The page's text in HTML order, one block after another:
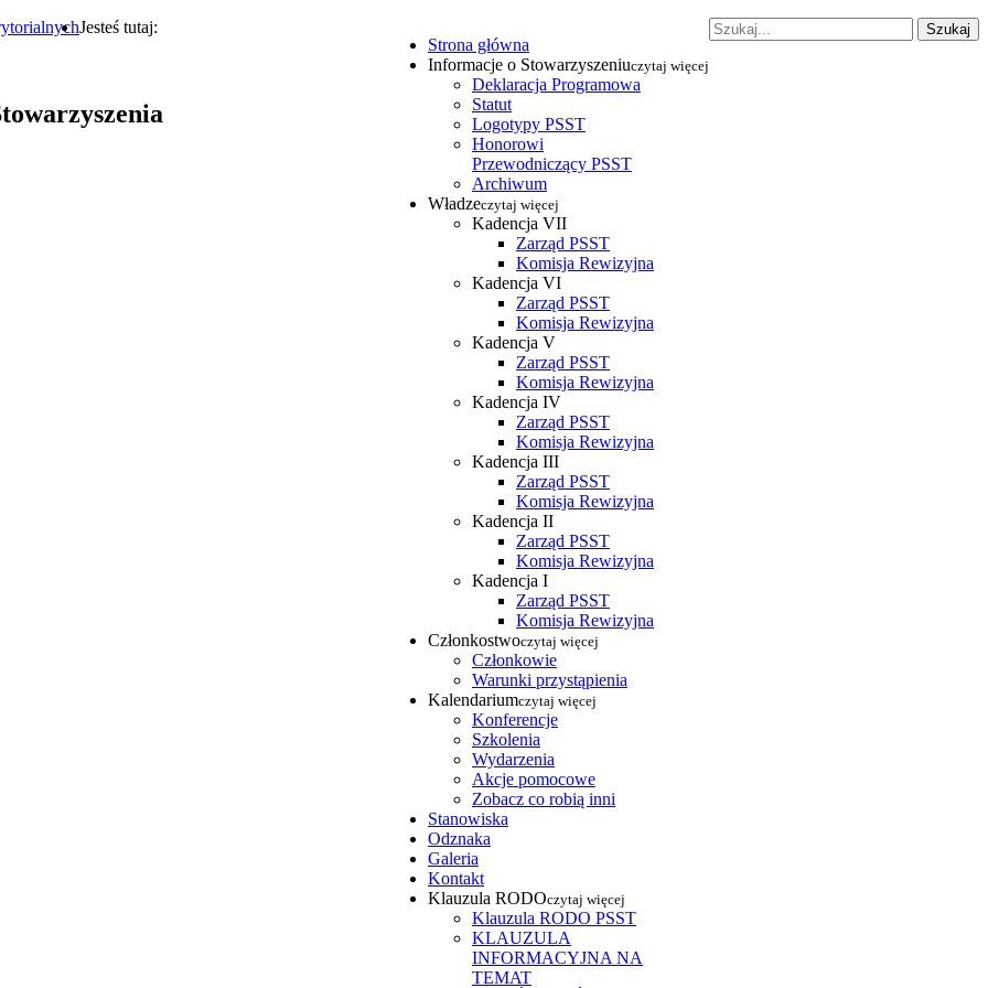
Szukaj
Strona główna
Informacje o Stowarzyszeniuczytaj więcej
Deklaracja Programowa
Statut
Logotypy PSST
Honorowi
Przewodniczący PSST
Archiwum
Władzeczytaj więcej
Kadencja VII
Zarząd PSST
Komisja Rewizyjna
Kadencja VI
Zarząd PSST
Komisja Rewizyjna
Kadencja V
Zarząd PSST
Komisja Rewizyjna
Kadencja IV
Zarząd PSST
Komisja Rewizyjna
Kadencja III
Zarząd PSST
Komisja Rewizyjna
Kadencja II
Zarząd PSST
Komisja Rewizyjna
Kadencja I
Zarząd PSST
Komisja Rewizyjna
Członkostwoczytaj więcej
Członkowie
Warunki przystąpienia
Kalendariumczytaj więcej
Konferencje
Szkolenia
Wydarzenia
Akcje pomocowe
Zobacz co robią inni
Stanowiska
Odznaka
Galeria
Kontakt
Klauzula RODOczytaj więcej
Klauzula RODO PSST
KLAUZULA
INFORMACYJNA NA
TEMAT
Jesteś tutaj: